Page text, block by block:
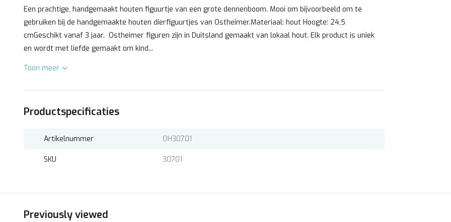
Een prachtige, handgemaakt houten figuurtje van een grote dennenboom. Mooi om bijvoorbeeld om te
gebruiken bij de handgemaakte houten dierfiguurtjes van Ostheimer.Materiaal: hout Hoogte: 24,5
cmGeschikt vanaf 3 jaar. Ostheimer figuren zijn in Duitsland gemaakt van lokaal hout. Elk product is uniek
en wordt met liefde gemaakt om kind...
Toon meer
Productspecificaties
Artikelnummer OH30701
SKU 30701
Previously viewed